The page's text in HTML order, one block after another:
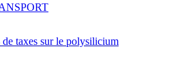
de taxes sur le polysilicium